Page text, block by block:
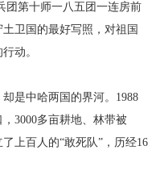
团第十师一八五团一连房前
卫国的最好写照，对祖国
动。
是中哈两国的界河。1988
3000多亩耕地、林带被
上百人的“敢死队”，历经16